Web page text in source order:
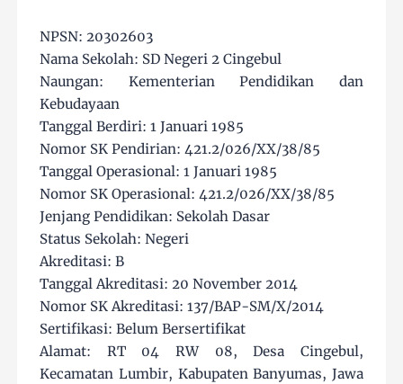
NPSN: 20302603
Nama Sekolah: SD Negeri 2 Cingebul
Naungan: Kementerian Pendidikan dan
Kebudayaan
Tanggal Berdiri: 1 Januari 1985
Nomor SK Pendirian: 421.2/026/XX/38/85
Tanggal Operasional: 1 Januari 1985
Nomor SK Operasional: 421.2/026/XX/38/85
Jenjang Pendidikan: Sekolah Dasar
Status Sekolah: Negeri
Akreditasi: B
Tanggal Akreditasi: 20 November 2014
Nomor SK Akreditasi: 137/BAP-SM/X/2014
Sertifikasi: Belum Bersertifikat
Alamat: RT 04 RW 08, Desa Cingebul,
Kecamatan Lumbir, Kabupaten Banyumas, Jawa